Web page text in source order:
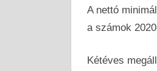
A nettó
a számok
Kétéves